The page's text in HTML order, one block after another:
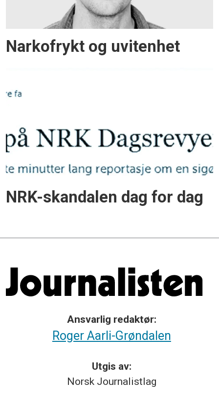
Narkofrykt og uvitenhet
NRK-skandalen dag for dag
Ansvarlig redaktør:
Roger Aarli-Grøndalen
Utgis av:
Norsk Journalistlag